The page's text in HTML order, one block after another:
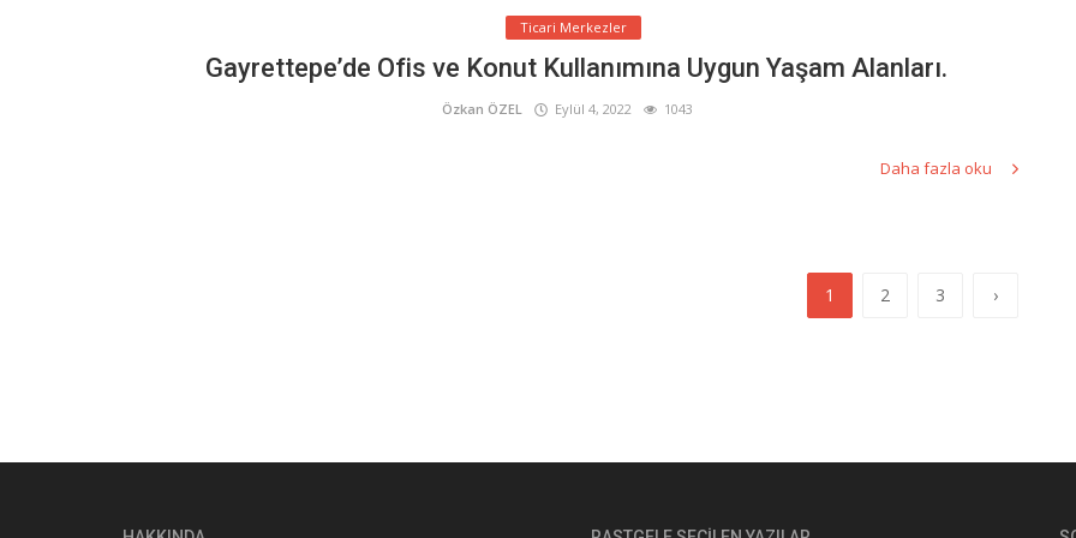
Ticari Merkezler
Gayrettepe’de Ofis ve Konut Kullanımına Uygun Yaşam Alanları.
Özkan ÖZEL Eylül 4, 2022 1043
Daha fazla oku
1 2 3 ›